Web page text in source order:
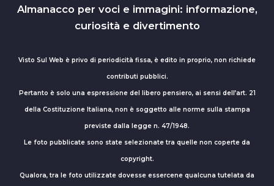
Almanacco per voci e immagini: informazione,
curiosità e divertimento
Visto Sul Web è privo di periodicità fissa, è edito in proprio, non richiede
contributi pubblici.
Pertanto è solo una espressione del libero pensiero, ai sensi dell’art. 21
della Costituzione Italiana, non è soggetto alle norme sulla stampa
previste dalla legge n. 47/1948.
Le foto pubblicate sono state selezionate tra quelle non coperte da
copyright.
Qualora, tra le foto utilizzate dovesse essercene qualcuna tutelata da